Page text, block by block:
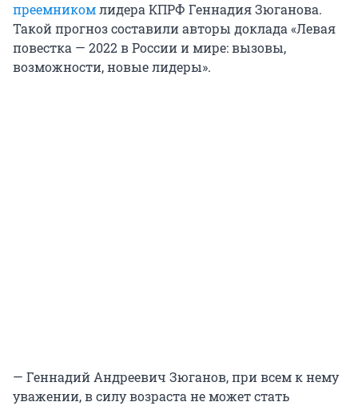
преемникомлидера КПРФ Геннадия Зюганова.
Такой прогноз составили авторы доклада «Левая
повестка — 2022 в России и мире: вызовы,
возможности, новые лидеры».
— Геннадий Андреевич Зюганов, при всем к нему
уважении, в силу возраста не может стать